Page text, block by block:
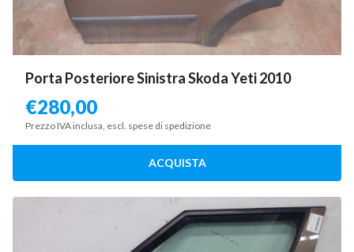
Porta Posteriore Sinistra Skoda Yeti 2010
€280,00
Prezzo IVA inclusa, escl. spese di spedizione
ACQUISTA